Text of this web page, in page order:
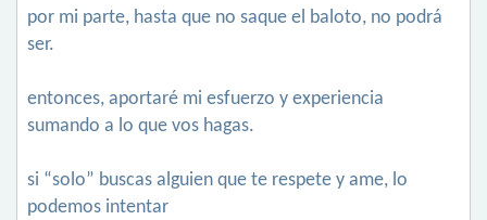
por mi parte, hasta que no saque el baloto, no podrá
ser.
entonces, aportaré mi esfuerzo y experiencia
sumando a lo que vos hagas.
si “solo” buscas alguien que te respete y ame, lo
podemos intentar